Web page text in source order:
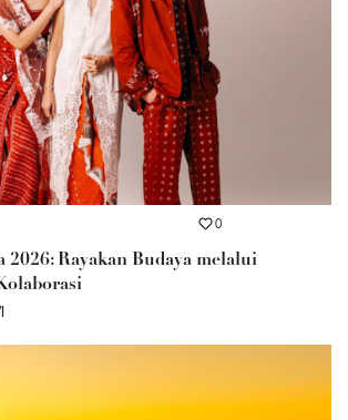
0
2026: Rayakan Budaya melalui